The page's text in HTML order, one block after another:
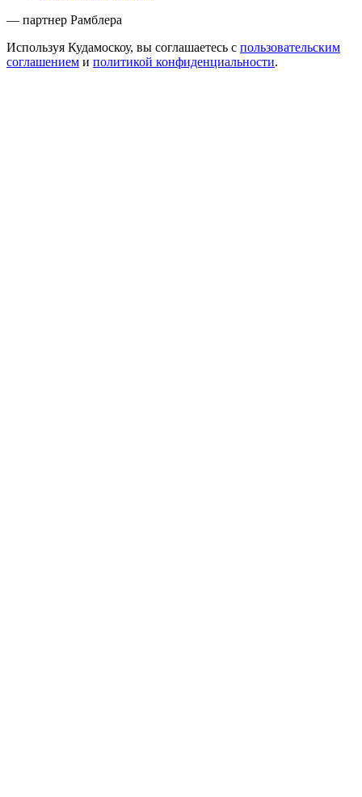
— партнер Рамблера
Используя Кудамоскоу, вы соглашаетесь с пользовательским
соглашением и политикой конфиденциальности.